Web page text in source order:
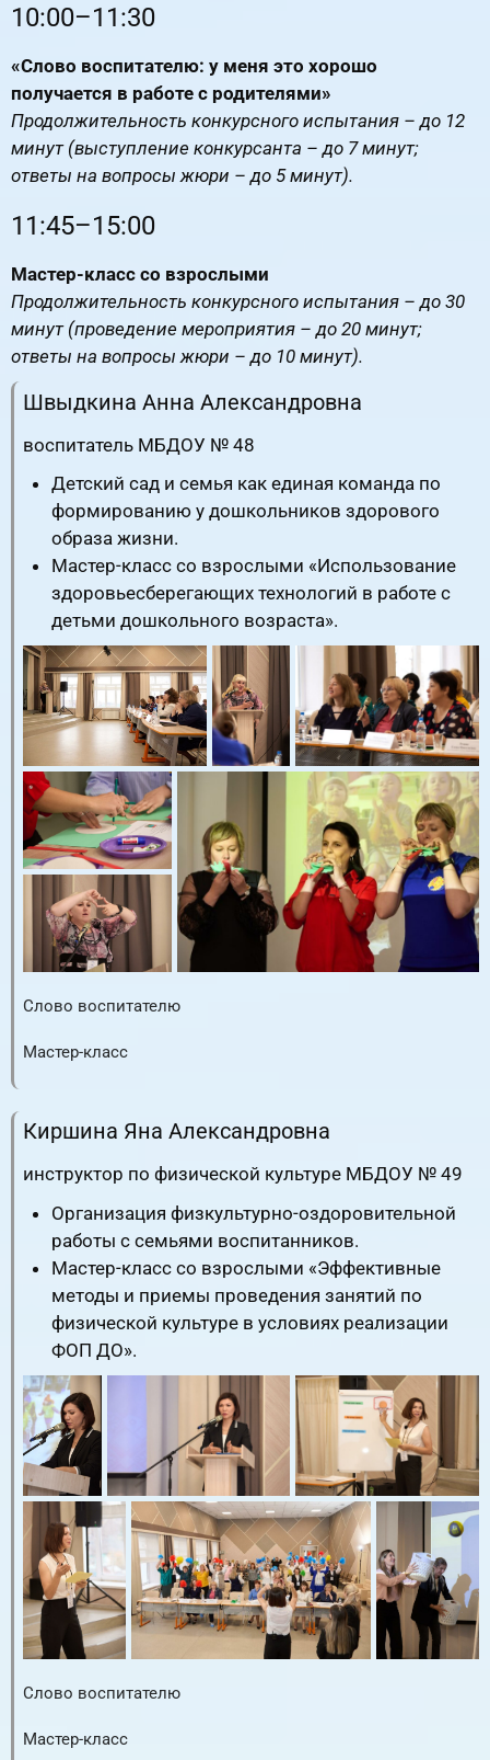
10:00–11:30
«Слово воспитателю: у меня это хорошо
получается в работе с родителями»
Продолжительность конкурсного испытания – до 12
минут (выступление конкурсанта – до 7 минут;
ответы на вопросы жюри – до 5 минут).
11:45–15:00
Мастер-класс со взрослыми
Продолжительность конкурсного испытания – до 30
минут (проведение мероприятия – до 20 минут;
ответы на вопросы жюри – до 10 минут).
Швыдкина Анна Александровна
воспитатель МБДОУ № 48
Детский сад и семья как единая команда по
формированию у дошкольников здорового
образа жизни.
Мастер-класс со взрослыми «Использование
здоровьесберегающих технологий в работе с
детьми дошкольного возраста».
Слово воспитателю
Мастер-класс
Киршина Яна Александровна
инструктор по физической культуре МБДОУ № 49
Организация физкультурно-оздоровительной
работы с семьями воспитанников.
Мастер-класс со взрослыми «Эффективные
методы и приемы проведения занятий по
физической культуре в условиях реализации
ФОП ДО».
Слово воспитателю
Мастер-класс